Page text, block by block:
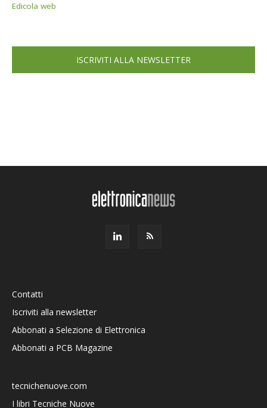
Edicola web
ISCRIVITI ALLA NEWSLETTER
Contatti
Iscriviti alla newsletter
Abbonati a Selezione di Elettronica
Abbonati a PCB Magazine
tecnichenuove.com
I libri Tecniche Nuove